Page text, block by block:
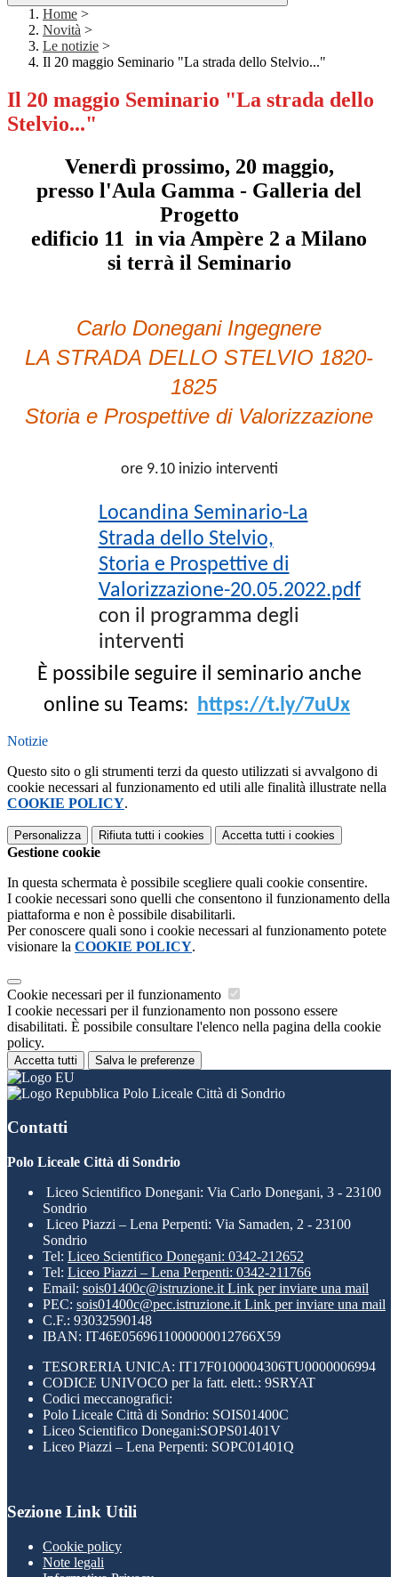
Home >
Novità >
Le notizie >
Il 20 maggio Seminario "La strada dello Stelvio..."
Il 20 maggio Seminario "La strada dello
Stelvio..."
Venerdì prossimo, 20 maggio,
presso l'Aula Gamma - Galleria del
Progetto
edificio 11 in via Ampère 2 a Milano
si terrà il Seminario
Carlo Donegani Ingegnere
LA STRADA DELLO STELVIO 1820-
1825
Storia e Prospettive di Valorizzazione
ore 9.10 inizio interventi
Locandina Seminario-La
Strada dello Stelvio,
Storia e Prospettive di
Valorizzazione-20.05.2022.pdf
con il programma degli
interventi
È possibile seguire il seminario anche
online su Teams: https://t.ly/7uUx
Notizie
Questo sito o gli strumenti terzi da questo utilizzati si avvalgono di
cookie necessari al funzionamento ed utili alle finalità illustrate nella
COOKIE POLICY.
Personalizza Rifiuta tutti i cookies Accetta tutti i cookies
Gestione cookie
In questa schermata è possibile scegliere quali cookie consentire.
I cookie necessari sono quelli che consentono il funzionamento della
piattaforma e non è possibile disabilitarli.
Per conoscere quali sono i cookie necessari al funzionamento potete
visionare la COOKIE POLICY.
Cookie necessari per il funzionamento
I cookie necessari per il funzionamento non possono essere
disabilitati. È possibile consultare l'elenco nella pagina della cookie
policy.
Accetta tutti Salva le preferenze
Polo Liceale Città di Sondrio
Contatti
Polo Liceale Città di Sondrio
Liceo Scientifico Donegani: Via Carlo Donegani, 3 - 23100
Sondrio
Liceo Piazzi – Lena Perpenti: Via Samaden, 2 - 23100
Sondrio
Tel: Liceo Scientifico Donegani: 0342-212652
Tel: Liceo Piazzi – Lena Perpenti: 0342-211766
Email: sois01400c@istruzione.it Link per inviare una mail
PEC: sois01400c@pec.istruzione.it Link per inviare una mail
C.F.: 93032590148
IBAN: IT46E0569611000000012766X59
TESORERIA UNICA: IT17F0100004306TU0000006994
CODICE UNIVOCO per la fatt. elett.: 9SRYAT
Codici meccanografici:
Polo Liceale Città di Sondrio: SOIS01400C
Liceo Scientifico Donegani:SOPS01401V
Liceo Piazzi – Lena Perpenti: SOPC01401Q
Sezione Link Utili
Cookie policy
Note legali